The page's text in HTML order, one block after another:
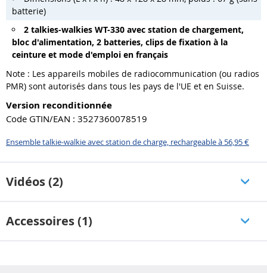
batterie)
2 talkies-walkies WT-330 avec station de chargement,
bloc d'alimentation, 2 batteries, clips de fixation à la
ceinture et mode d'emploi en français
Note : Les appareils mobiles de radiocommunication (ou radios
PMR) sont autorisés dans tous les pays de l'UE et en Suisse.
Version reconditionnée
Code GTIN/EAN : 3527360078519
Ensemble talkie-walkie avec station de charge, rechargeable à 56,95 €
Vidéos (2)
Accessoires (1)